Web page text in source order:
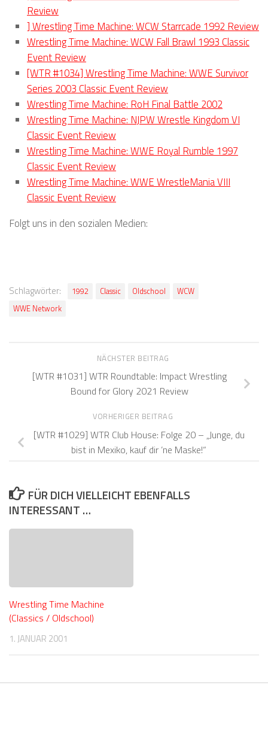
Review
] Wrestling Time Machine: WCW Starrcade 1992 Review
Wrestling Time Machine: WCW Fall Brawl 1993 Classic
Event Review
[WTR #1034] Wrestling Time Machine: WWE Survivor
Series 2003 Classic Event Review
Wrestling Time Machine: RoH Final Battle 2002
Wrestling Time Machine: NJPW Wrestle Kingdom VI
Classic Event Review
Wrestling Time Machine: WWE Royal Rumble 1997
Classic Event Review
Wrestling Time Machine: WWE WrestleMania VIII
Classic Event Review
Folgt uns in den sozialen Medien:
Schlagwörter: 1992 Classic Oldschool
WCW
WWE Network
NÄCHSTER BEITRAG
[WTR #1031] WTR Roundtable: Impact Wrestling
Bound for Glory 2021 Review
VORHERIGER BEITRAG
[WTR #1029] WTR Club House: Folge 20 – „Junge, du
bist in Mexiko, kauf dir ’ne Maske!“
FÜR DICH VIELLEICHT EBENFALLS
INTERESSANT …
Wrestling Time Machine
(Classics / Oldschool)
1. JANUAR 2001